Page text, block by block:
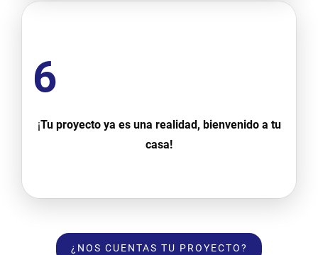
6
¡Tu proyecto ya es una realidad, bienvenido a tu
casa!
¿NOS CUENTAS TU PROYECTO?